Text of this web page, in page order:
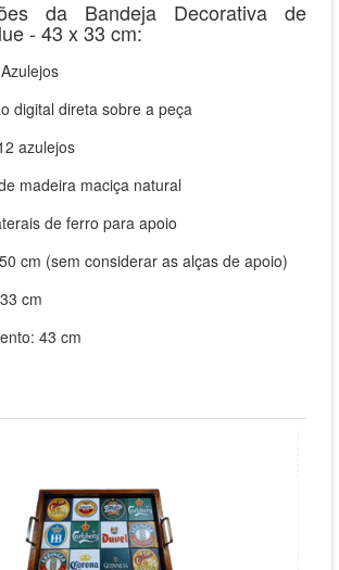
da Bandeja Decorativa de
- 43 x 33 cm:
digital direta sobre a peça
azulejos
madeira maciça natural
de ferro para apoio
cm (sem considerar as alças de apoio)
cm
43 cm